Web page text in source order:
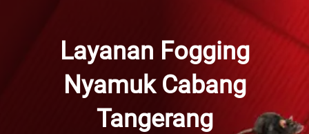
Layanan Fogging
Nyamuk Cabang
Tangerang